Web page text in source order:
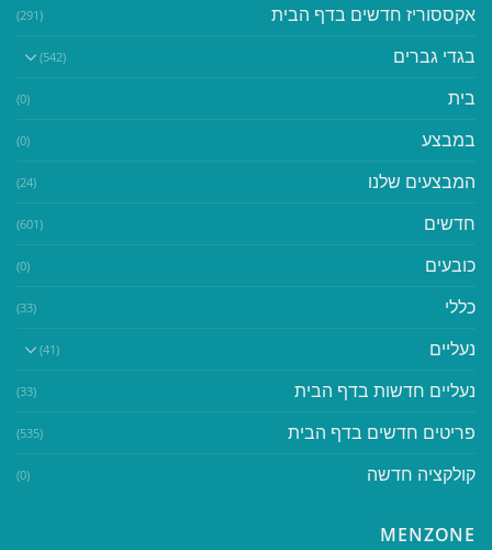
אקססוריז חדשים בדף הבית (291)
בגדי גברים (542)
בית (0)
במבצע (0)
המבצעים שלנו (24)
חדשים (601)
כובעים (0)
כללי (33)
נעליים (41)
נעליים חדשות בדף הבית (33)
פריטים חדשים בדף הבית (535)
קולקציה חדשה (0)
MENZONE